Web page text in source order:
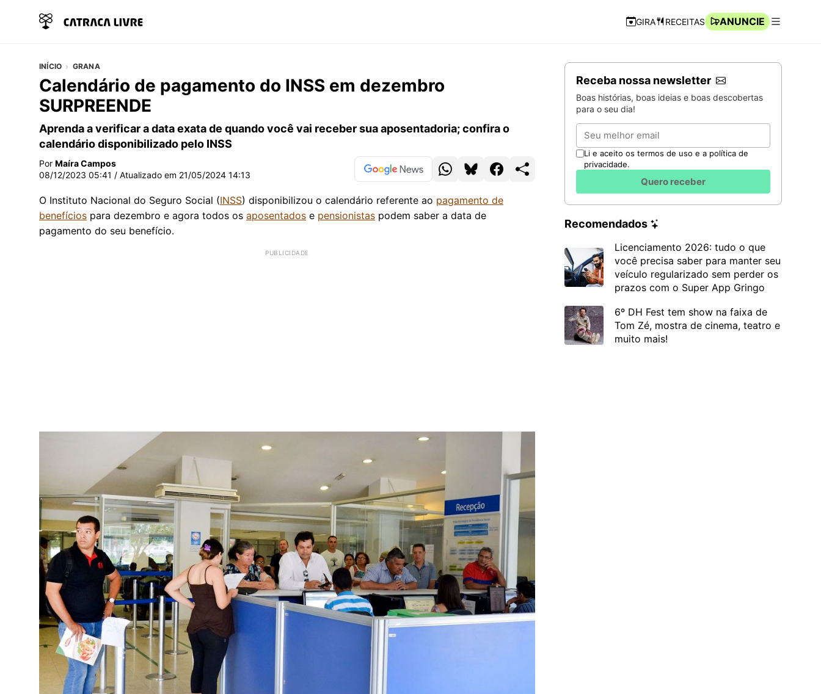
Navegação Rápida
GIRA RECEITAS
ANUNCIE
INÍCIO GRANA
Calendário de pagamento do INSS em dezembro
SURPREENDE
Aprenda a verificar a data exata de quando você vai receber sua aposentadoria; confira o
calendário disponibilizado pelo INSS
Por Maíra Campos
08/12/2023 05:41 / Atualizado em 21/05/2024 14:13
O Instituto Nacional do Seguro Social (INSS) disponibilizou o calendário referente ao pagamento de
benefícios para dezembro e agora todos os aposentados e pensionistas podem saber a data de
pagamento do seu benefício.
Receba nossa newsletter
Boas histórias, boas ideias e boas descobertas
para o seu dia!
Email
Li e aceito os termos de uso e a política de
privacidade.
Quero receber
Recomendados
Licenciamento 2026: tudo o que
você precisa saber para manter seu
veículo regularizado sem perder os
prazos com o Super App Gringo
6º DH Fest tem show na faixa de
Tom Zé, mostra de cinema, teatro e
muito mais!